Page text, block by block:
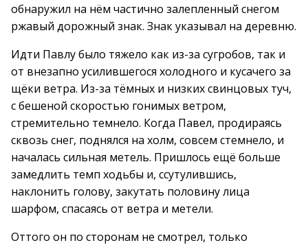
обнаружил на нём частично залепленный снегом
ржавый дорожный знак. Знак указывал на деревню.
Идти Павлу было тяжело как из-за сугробов, так и
от внезапно усилившегося холодного и кусачего за
щёки ветра. Из-за тёмных и низких свинцовых туч,
с бешеной скоростью гонимых ветром,
стремительно темнело. Когда Павел, продираясь
сквозь снег, поднялся на холм, совсем стемнело, и
началась сильная метель. Пришлось ещё больше
замедлить темп ходьбы и, ссутулившись,
наклонить голову, закутать половину лица
шарфом, спасаясь от ветра и метели.
Оттого он по сторонам не смотрел, только